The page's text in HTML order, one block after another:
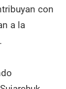
con
a la